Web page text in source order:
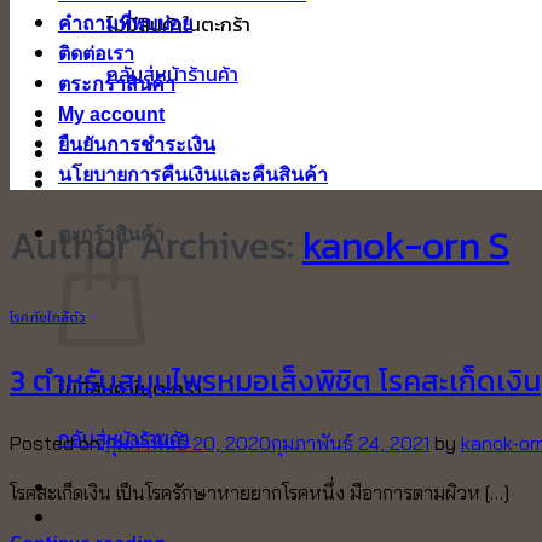
ไม่มีสินค้าในตะกร้า
กลับสู่หน้าร้านค้า
ตะกร้าสินค้า
ไม่มีสินค้าในตะกร้า
กลับสู่หน้าร้านค้า
คำถามที่พบบ่อย
ติดต่อเรา
ตระกร้าสินค้า
My account
ยืนยันการชำระเงิน
นโยบายการคืนเงินและคืนสินค้า
Author Archives:kanok-orn S
โรคภัยใกล้ตัว
3 ตำหรับสมุนไพรหมอเส็งพิชิต โรคสะเก็ดเงิน
Posted onกุมภาพันธ์ 20, 2020กุมภาพันธ์ 24, 2021 by kanok-
โรคสะเก็ดเงิน เป็นโรครักษาหายยากโรคหนึ่ง มีอาการตามผิวห […]